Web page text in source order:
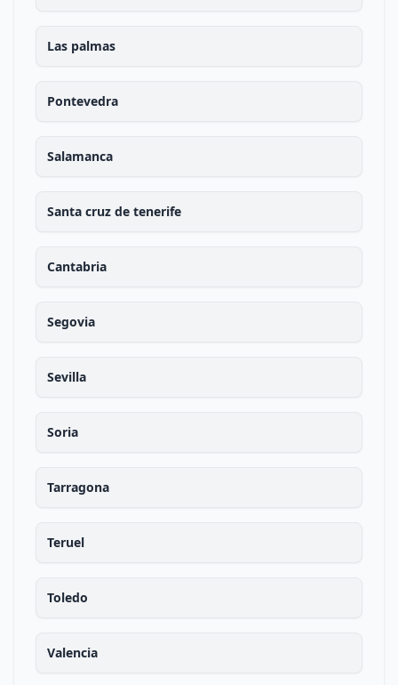
Las palmas
Pontevedra
Salamanca
Santa cruz de tenerife
Cantabria
Segovia
Sevilla
Soria
Tarragona
Teruel
Toledo
Valencia